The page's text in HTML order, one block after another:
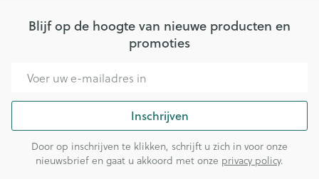
Blijf op de hoogte van nieuwe producten en
promoties
Inschrijven
Door op inschrijven te klikken, schrijft u zich in voor onze
nieuwsbrief en gaat u akkoord met onze privacy policy.